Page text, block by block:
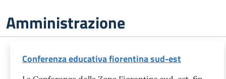
Amministrazione
Conferenza educativa fiorentina sud-est